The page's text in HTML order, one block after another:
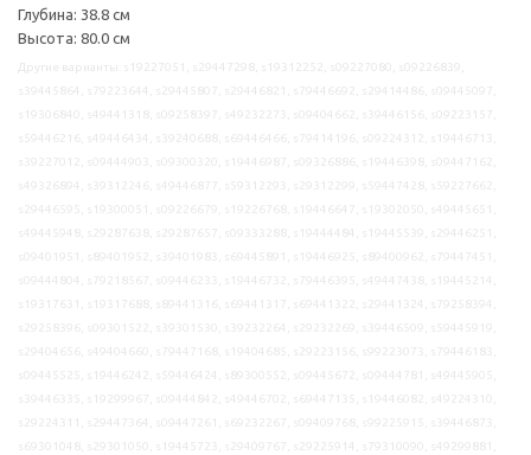
Глубина: 38.8 см
Высота: 80.0 см